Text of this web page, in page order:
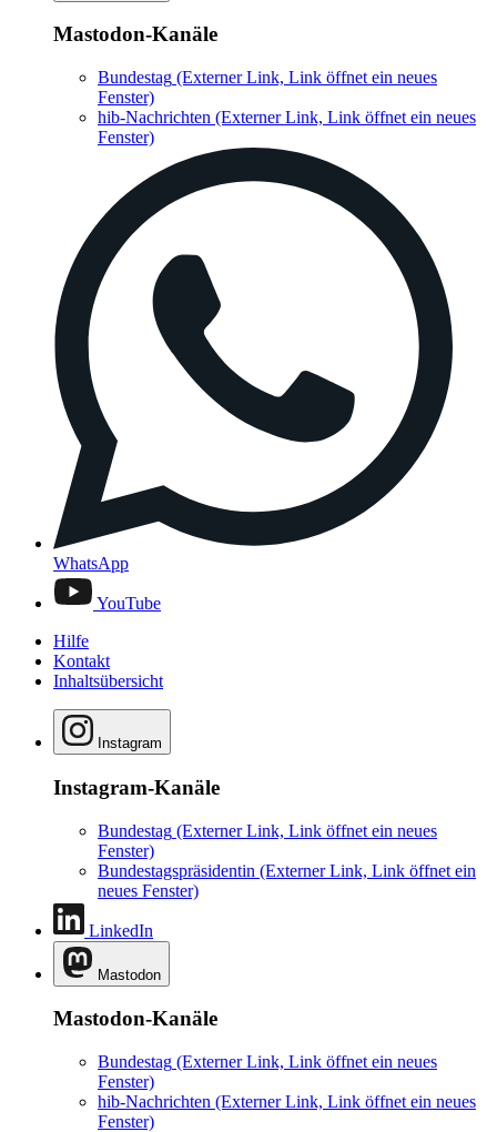
Mastodon-Kanäle
Bundestag (Externer Link, Link öffnet ein neues
Fenster)
hib-Nachrichten (Externer Link, Link öffnet ein neues
Fenster)
WhatsApp
YouTube
Hilfe
Kontakt
Inhaltsübersicht
Instagram
Instagram-Kanäle
Bundestag (Externer Link, Link öffnet ein neues
Fenster)
Bundestagspräsidentin (Externer Link, Link öffnet ein
neues Fenster)
LinkedIn
Mastodon
Mastodon-Kanäle
Bundestag (Externer Link, Link öffnet ein neues
Fenster)
hib-Nachrichten (Externer Link, Link öffnet ein neues
Fenster)